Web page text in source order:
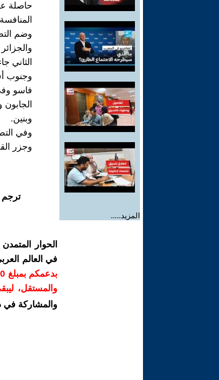
المزيد.....
حاصلة
وضم
الثاني
وجنوب
فاسو
الجابون
وبنين.
وفي
وجزر
الحوار
في العالم
والمستقل،
والمشاركة في